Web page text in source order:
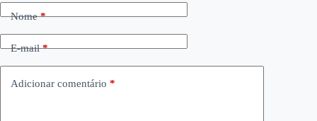
Nome*
E-mail*
Adicionar comentário *